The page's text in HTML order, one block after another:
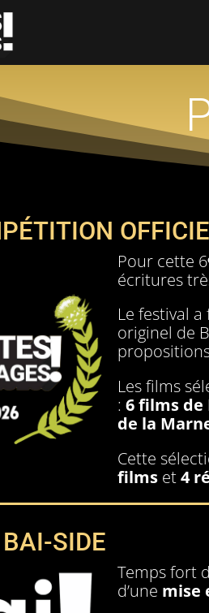
Pour cette
écritures
Le festival
originel de
Les films
:6 films de
de la
Cette
films et4
SIDE
Temps fort
d’une mise